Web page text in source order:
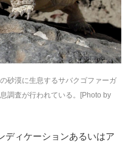
砂漠に生息するサバクゴファーガ
調査が行われている。[Photo by
ディケーションあるいはア